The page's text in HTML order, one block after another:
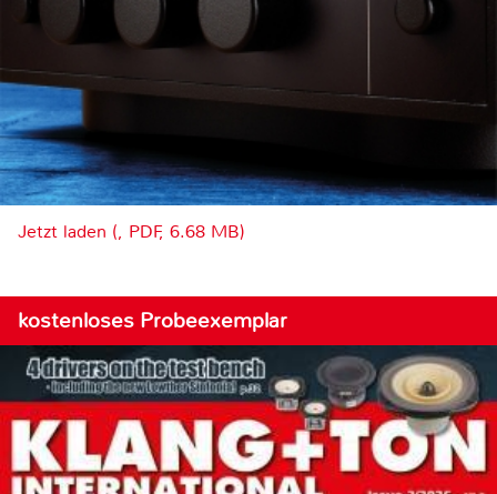
Jetzt laden (, PDF, 6.68 MB)
kostenloses Probeexemplar